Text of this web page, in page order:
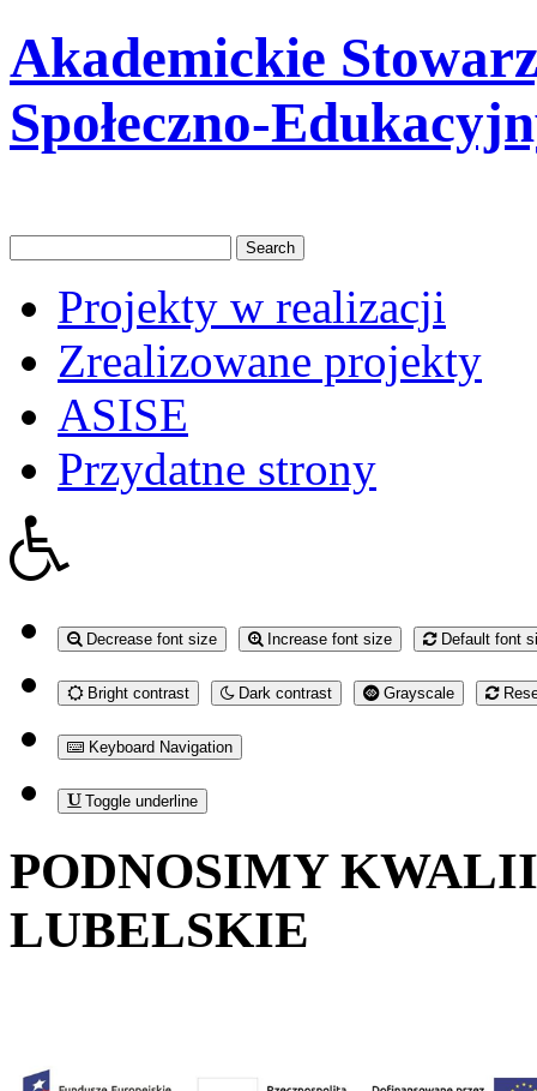
Akademickie
Społeczno-
Projekty w realizacji
Zrealizowane projekty
ASISE
Przydatne strony
Decrease font size Increase font size Default font
Bright contrast Dark contrast Grayscale
Keyboard Navigation
Toggle underline
PODNOSIMY
LUBELSKIE